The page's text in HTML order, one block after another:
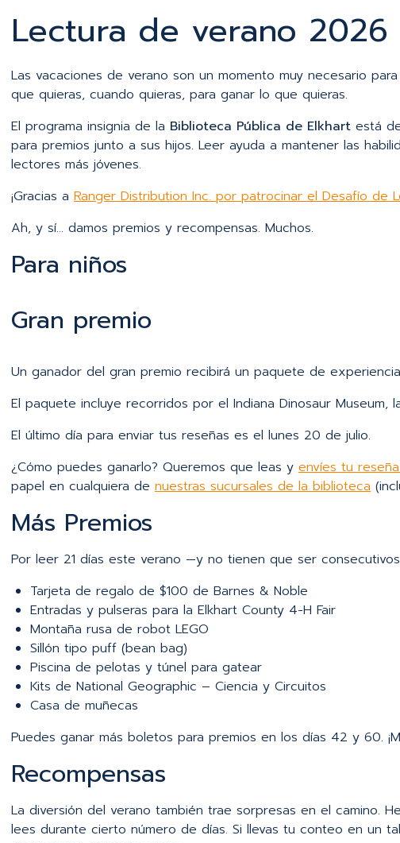
Lectura de verano 2026
Las vacaciones de verano son un momento muy necesario
que quieras, cuando quieras, para ganar lo que quieras.
El programa insignia de la Biblioteca Pública de Elkhart está
para premios junto a sus hijos. Leer ayuda a mantener las
lectores más jóvenes.
¡Gracias a Ranger Distribution Inc. por patrocinar el Desafío de
Ah, y sí… damos premios y recompensas. Muchos.
Para niños
Gran premio
Un ganador del gran premio recibirá un paquete de
El paquete incluye recorridos por el Indiana Dinosaur Museum,
El último día para enviar tus reseñas es el lunes 20 de julio.
¿Cómo puedes ganarlo? Queremos que leas y envíes tu
papel en cualquiera de nuestras sucursales de la biblioteca
Más Premios
Por leer 21 días este verano —y no tienen que ser
Tarjeta de regalo de $100 de Barnes & Noble
Entradas y pulseras para la Elkhart County 4-H Fair
Montaña rusa de robot LEGO
Sillón tipo puff (bean bag)
Piscina de pelotas y túnel para gatear
Kits de National Geographic – Ciencia y Circuitos
Casa de muñecas
Puedes ganar más boletos para premios en los días 42 y 60.
Recompensas
La diversión del verano también trae sorpresas en el camino.
lees durante cierto número de días. Si llevas tu conteo en un